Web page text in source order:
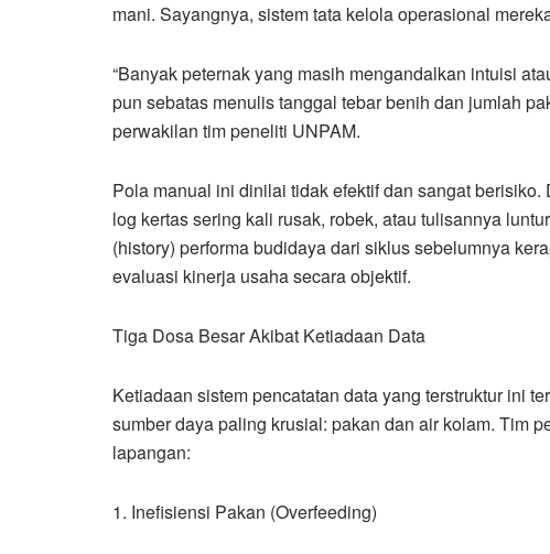
mani. Sayangnya, sistem tata kelola operasional
“Banyak peternak yang masih mengandalkan intuisi
pun sebatas menulis tanggal tebar benih dan jumlah
perwakilan tim peneliti UNPAM.
Pola manual ini dinilai tidak efektif dan sangat
log kertas sering kali rusak, robek, atau tulisannya
(history) performa budidaya dari siklus sebelumnya
evaluasi kinerja usaha secara objektif.
Tiga Dosa Besar Akibat Ketiadaan Data
Ketiadaan sistem pencatatan data yang terstruktur ini
sumber daya paling krusial: pakan dan air kolam. Tim
lapangan:
1. Inefisiensi Pakan (Overfeeding)